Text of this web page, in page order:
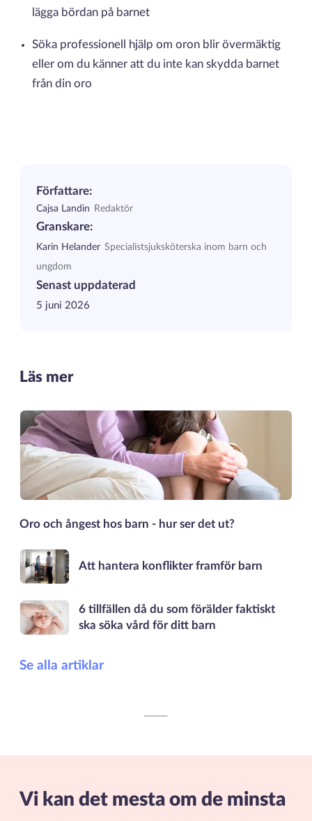
lägga bördan på barnet
Söka professionell hjälp om oron blir övermäktig
eller om du känner att du inte kan skydda barnet
från din oro
Författare:
Cajsa Landin Redaktör
Granskare:
Karin Helander Specialistsjuksköterska inom barn och
ungdom
Senast uppdaterad
5 juni 2026
Läs mer
Oro och ångest hos barn - hur ser det ut?
Att hantera konflikter framför barn
6 tillfällen då du som förälder faktiskt
ska söka vård för ditt barn
Se alla artiklar
Vi kan det mesta om de minsta